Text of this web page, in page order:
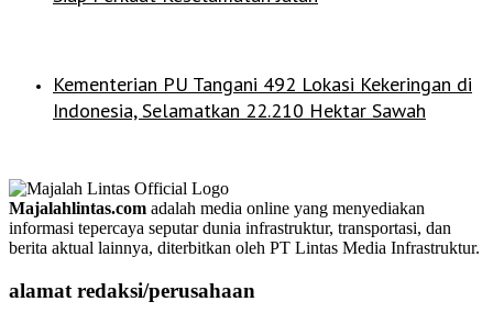
Kementerian PU Tangani 492 Lokasi Kekeringan di
Indonesia, Selamatkan 22.210 Hektar Sawah
Majalahlintas.com adalah media online yang menyediakan
informasi tepercaya seputar dunia infrastruktur, transportasi, dan
berita aktual lainnya, diterbitkan oleh PT Lintas Media Infrastruktur.
alamat redaksi/perusahaan